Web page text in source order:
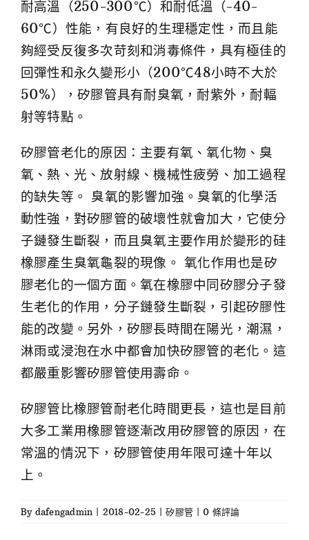
耐高溫（250-300℃）和耐低溫（-40-
60℃）性能，有良好的生理穩定性，而且能
夠經受反復多次苛刻和消毒條件，具有極佳的
回彈性和永久變形小（200℃48小時不大於
50%），矽膠管具有耐臭氧，耐紫外，耐輻
射等特點。
矽膠管老化的原因：主要有氧、氧化物、臭
氧、熱、光、放射線、機械性疲勞、加工過程
的缺失等。 臭氧的影響加強。臭氧的化學活
動性強，對矽膠管的破壞性就會加大，它使分
子鏈發生斷裂，而且臭氧主要作用於變形的硅
橡膠產生臭氧龜裂的現像。 氧化作用也是矽
膠老化的一個方面。氧在橡膠中同矽膠分子發
生老化的作用，分子鏈發生斷裂，引起矽膠性
能的改變。另外，矽膠長時間在陽光，潮濕，
淋雨或浸泡在水中都會加快矽膠管的老化。這
都嚴重影響矽膠管使用壽命。
矽膠管比橡膠管耐老化時間更長，這也是目前
大多工業用橡膠管逐漸改用矽膠管的原因，在
常溫的情況下，矽膠管使用年限可達十年以
上。
By dafengadmin 2018-02-25 矽膠管 0 條評論